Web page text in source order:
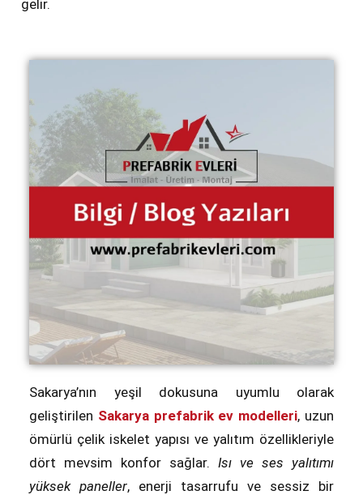
gelir.
Sakarya’nın yeşil dokusuna uyumlu olarak
geliştirilen Sakarya prefabrik ev modelleri, uzun
ömürlü çelik iskelet yapısı ve yalıtım özellikleriyle
dört mevsim konfor sağlar. Isı ve ses yalıtımı
yüksek paneller, enerji tasarrufu ve sessiz bir